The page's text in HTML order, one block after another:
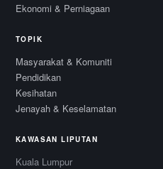
Ekonomi & Perniagaan
TOPIK
Masyarakat & Komuniti
Pendidikan
Kesihatan
Jenayah & Keselamatan
KAWASAN LIPUTAN
Kuala Lumpur